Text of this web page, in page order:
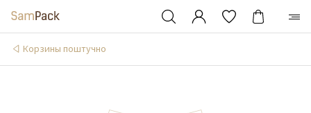
Корзины поштучно